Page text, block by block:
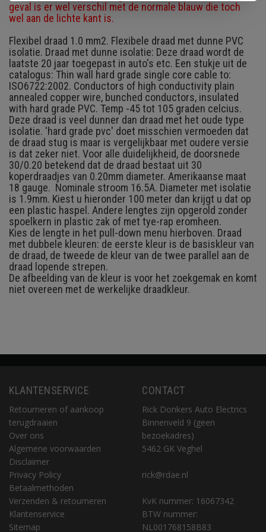
geval is er wel verschil met de normale blauw die toch
wel aan de lichte kant is.
Flexibel draad 1.0 mm2. Flexibele draad met dunne PVC
isolatie. Draad met dunne isolatie: Deze draad wordt de
laatste 20 jaar toegepast in auto's etc. Een stukje uit de
catalogus: Thin wall hard grade single core cable to:
ISO6722:2002. Conductors of high conductivity plain
annealed copper wire, bunched conductors, insulated
with hard grade PVC. Temp -45 tot 105 graden celcius.
Deze draad is veel dunner dan draad met het oude type
isolatie. 'hard grade pvc' doet misschien vermoeden dat
de draad stug is maar is vergelijkbaar met oudere versie
is dat zeker niet. Voor alle duidelijkheid, de doorsnede
30/0.20 betekend dat de draad bestaat uit 30
koperdraadjes van 0.20mm diameter. Amerikaanse maat
18 gauge. Nominale stroom 16.5A. Diameter met isolatie
is 1.9mm. Kiest u hieronder 100 meter dan krijgt u dat op
een plastic haspel. Andere lengtes zijn opgerold zonder
spoelkern in plastic zak of met tye-rap eromheen.
Kies de lengte in het pull-down menu hierboven. Draad
met dubbele kleuren: de eerste kleur is de basiskleur van
de draad, de tweede de kleur van de twee parallel aan de
draad lopende strepen.
De afbeelding van de kleur is voor het zoekgemak en komt
niet overeen met de werkelijke draadkleur.
KLANTENSERVICE
Retourneren of aankoop
terugdraaien
Over ons
Algemene voorwaarden
Disclaimer
Privacy Policy
Betaalmethoden
Verzenden & retourneren
Klantenservice
Sitemap
CONTACT
Rick Donkers Auto Electrics
Binnenveld 9 (geen
bezoekadres)
5462 GK Veghel
rick@rdae.nl
KvK nummer: 16067342
BTW nummer:
NL001768158B83